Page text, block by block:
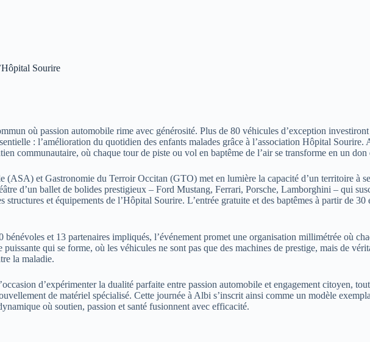
Sourire
où passion automobile rime avec générosité. Plus de 80 véhicules d’exception
: l’amélioration du quotidien des enfants malades grâce à l’association Hôpital Sourire.
communautaire, où chaque tour de piste ou vol en baptême de l’air se transforme en un
et Gastronomie du Terroir Occitan (GTO) met en lumière la capacité d’un territoire à
d’un ballet de bolides prestigieux – Ford Mustang, Ferrari, Porsche, Lamborghini – qui
et équipements de l’Hôpital Sourire. L’entrée gratuite et des baptêmes à partir de
et 13 partenaires impliqués, l’événement promet une organisation millimétrée où
qui se forme, où les véhicules ne sont pas que des machines de prestige, mais de
la maladie.
d’expérimenter la dualité parfaite entre passion automobile et engagement citoyen,
de matériel spécialisé. Cette journée à Albi s’inscrit ainsi comme un modèle
où soutien, passion et santé fusionnent avec efficacité.